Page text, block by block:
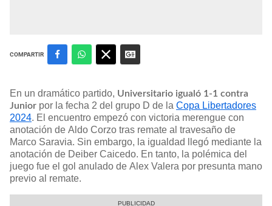
COMPARTIR
En un dramático partido, Universitario igualó 1-1 contra
Junior por la fecha 2 del grupo D de la Copa Libertadores
2024. El encuentro empezó con victoria merengue con
anotación de Aldo Corzo tras remate al travesaño de
Marco Saravia. Sin embargo, la igualdad llegó mediante la
anotación de Deiber Caicedo. En tanto, la polémica del
juego fue el gol anulado de Alex Valera por presunta mano
previo al remate.